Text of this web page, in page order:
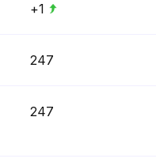
+1
247
247